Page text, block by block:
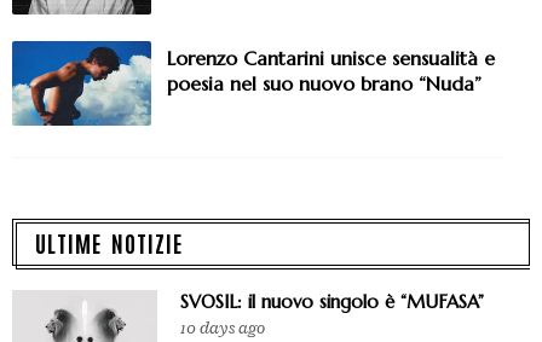
Lorenzo Cantarini unisce sensualità e
poesia nel suo nuovo brano “Nuda”
ULTIME NOTIZIE
SVOSIL: il nuovo singolo è “MUFASA”
10 days ago